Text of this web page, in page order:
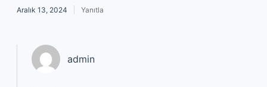
Aralık 13, 2024 Yanıtla
admin